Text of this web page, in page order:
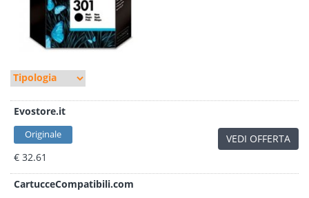
Evostore.it
Originale
€ 32.61
VEDI OFFERTA
CartucceCompatibili.com